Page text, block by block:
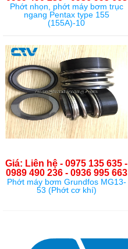
Phớt nhọn, phớt máy bơm trục
ngang Pentax type 155
(155A)-10
Giá: Liên hệ - 0975 135 635 -
0989 490 236 - 0936 995 663
Phớt máy bơm Grundfos MG13-
53 (Phớt cơ khí)